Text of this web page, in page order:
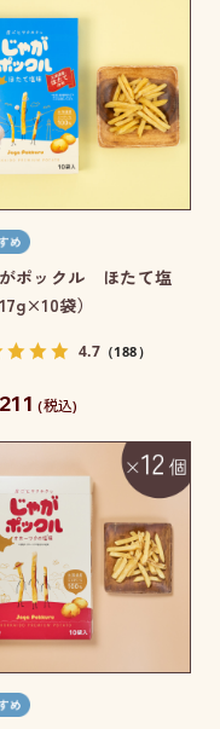
ポックル ほたて塩
袋）
4.7 （188）
(税込)